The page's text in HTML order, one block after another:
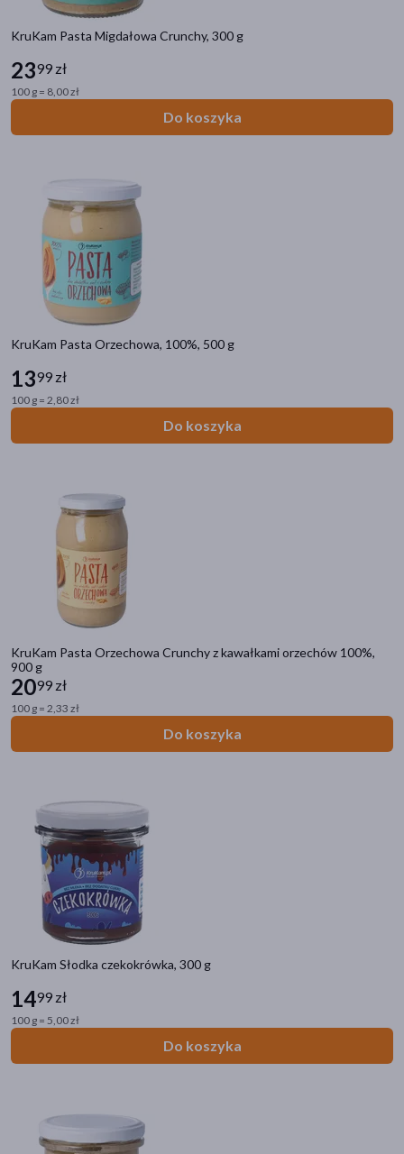
KruKam Pasta Migdałowa Crunchy, 300 g
2399 zł
100 g = 8,00 zł
Do koszyka
KruKam Pasta Orzechowa, 100%, 500 g
1399 zł
100 g = 2,80 zł
Do koszyka
KruKam Pasta Orzechowa Crunchy z kawałkami orzechów 100%,
900 g
2099 zł
100 g = 2,33 zł
Do koszyka
KruKam Słodka czekokrówka, 300 g
1499 zł
100 g = 5,00 zł
Do koszyka
Kategorie produktów
Zdrowie
DOZ Market